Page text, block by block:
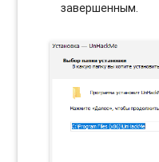
завершенным.